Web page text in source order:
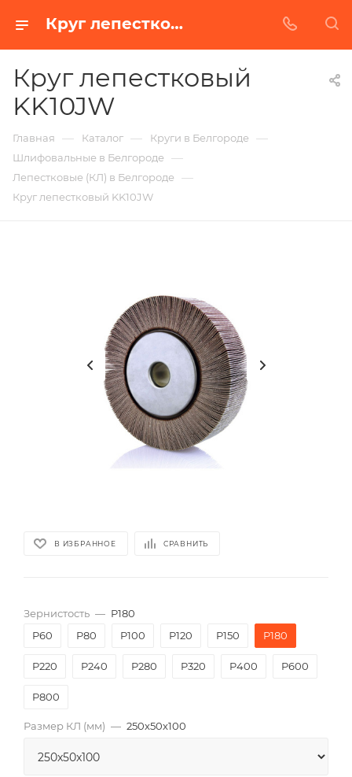
Круг лепестковый KK10JW в Белгороде | Купить по недорогой цене от Абразивного Завода
Круг лепестковый
KK10JW
Главная — Каталог — Круги в Белгороде —
Шлифовальные в Белгороде —
Лепестковые (КЛ) в Белгороде —
Круг лепестковый KK10JW
В ИЗБРАННОЕ СРАВНИТЬ
Зернистость — P180
P60
P80 P100 P120 P150 P180
P220 P240 P280 P320 P400 P600
P800
Размер КЛ (мм) — 250x50x100